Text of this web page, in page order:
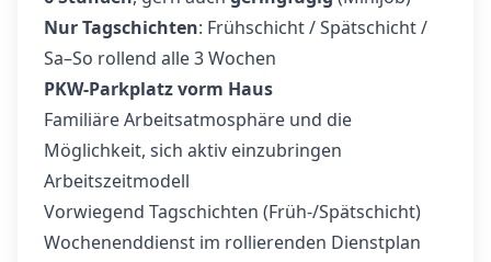
Nur Tagschichten: Frühschicht / Spätschicht /
Sa–So rollend alle 3 Wochen
PKW-Parkplatz vorm Haus
Familiäre Arbeitsatmosphäre und die
Möglichkeit, sich aktiv einzubringen
Arbeitszeitmodell
Vorwiegend Tagschichten (Früh-/Spätschicht)
Wochenenddienst im rollierenden Dienstplan